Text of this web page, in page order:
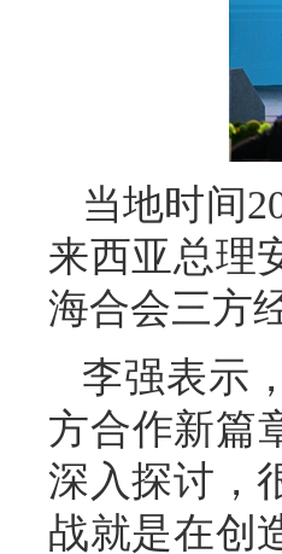
当地时间
来西亚总理
海合会三方
李强表示
方合作新篇
深入探讨，
战就是在创